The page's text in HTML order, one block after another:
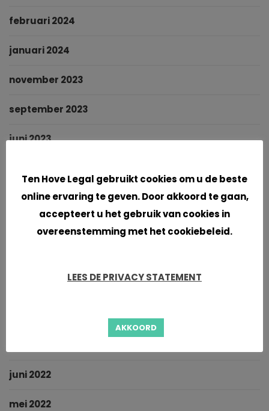
februari 2024
januari 2024
november 2023
september 2023
juni 2023
maart 2023
februari 2023
juni 2022
mei 2022
Ten Hove Legal gebruikt cookies om u de beste
online ervaring te geven. Door akkoord te gaan,
accepteert u het gebruik van cookies in
overeenstemming met het cookiebeleid.
LEES DE PRIVACY STATEMENT
AKKOORD